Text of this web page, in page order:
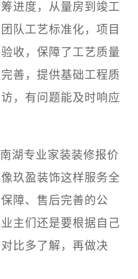
进度，从量房到竣工
队工艺标准化，项目
收，保障了工艺质量
善，提供基础工程质
，有问题能及时响应
湖专业家装装修报价
玖盈装饰这样服务全
障、售后完善的公
主们还是要根据自己
比多了解，再做决